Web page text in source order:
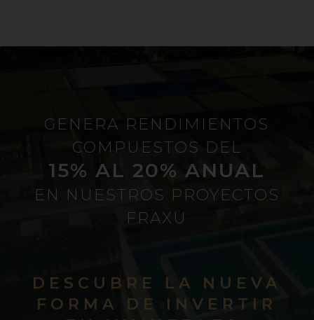
GENERA RENDIMIENTOS
COMPUESTOS DEL
15% AL 20% ANUAL
EN NUESTROS PROYECTOS
FRAXU
DESCUBRE LA NUEVA
FORMA DE INVERTIR